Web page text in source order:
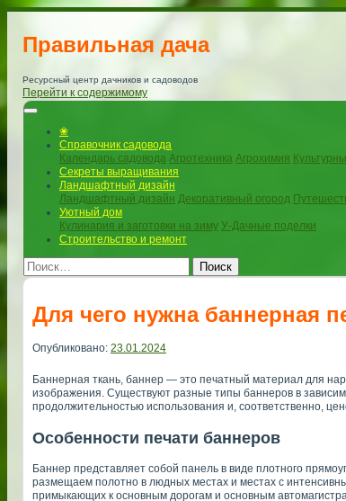
Правильная дача
Ресурсный центр дачников и садоводов
Перейти к содержимому
❀
Справочник садовода
Календарь садовода Агротехника Агрохимия
Секреты выращивания
Ландшафтный дизайн
Ландшафтный дизайн Декоративный огород
Уютный дом
Кулинария и заготовки на зиму У-Дачные поделки
Строительство и ремонт
Поиск
Для чего нужна баннерная
Опубликовано: 23.01.2024
Баннерная ткань, баннер — это печатный материал для
изображения. Существуют разные типы баннеров в
продолжительностью использования и, соответственно,
Особенности печати баннеров
Баннер представляет собой панель в виде плотного
размещаем полотно в людных местах и местах с
примыкающих к основным дорогам и основным